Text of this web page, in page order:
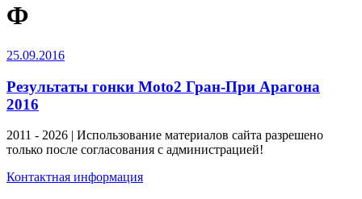
Ф
25.09.2016
Результаты гонки Moto2 Гран-При Арагона
2016
2011 - 2026 | Использование материалов сайта разрешено
только после согласования с администрацией!
Контактная информация